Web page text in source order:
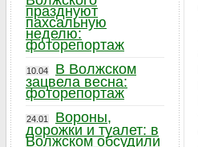
празднуют
пахсальную
неделю:
фоторепортаж
10.04
В Волжском
зацвела весна:
фоторепортаж
24.01
Вороны,
дорожки и туалет: в
Волжском обсудили